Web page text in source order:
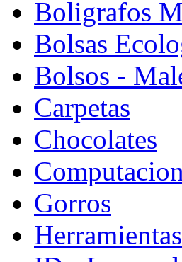
Boligrafos
Bolsas
Bolsos -
Carpetas
Chocolates
Computacion
Gorros
Herramientas